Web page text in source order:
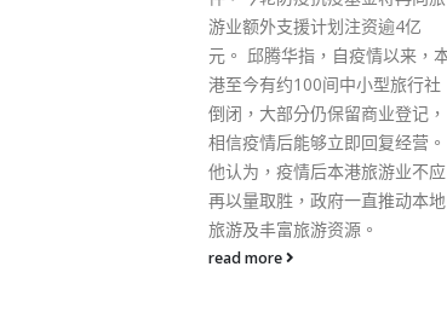
调当局未决定採用何种方法，会
按具体情况选择，亦会有谘询。
他又认为，业界应订下一套自
律、有公信力的守则，令从业员
更专业化及达到社会期望。他重
申，自由不等于任意妄为，而当
自由在法律下进行，便愈有自由
的空间，否则便会出现弱肉强食
的情况。 另外，对于基本法23